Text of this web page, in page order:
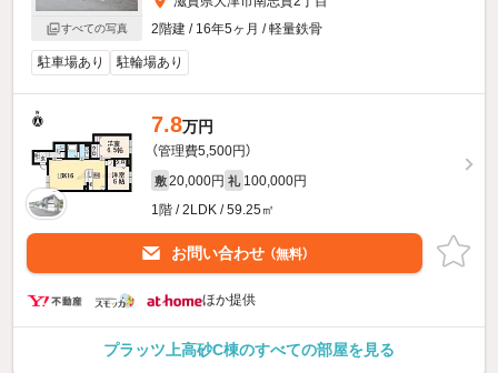
すべての写真
2階建 / 16年5ヶ月 / 軽量鉄骨
駐車場あり 駐輪場あり
7.8万円
（管理費5,500円）
敷 20,000円 礼 100,000円
1階 / 2LDK / 59.25㎡
お問い合わせ （無料）
ほか提供
プラッツ上高砂C棟のすべての部屋を見る